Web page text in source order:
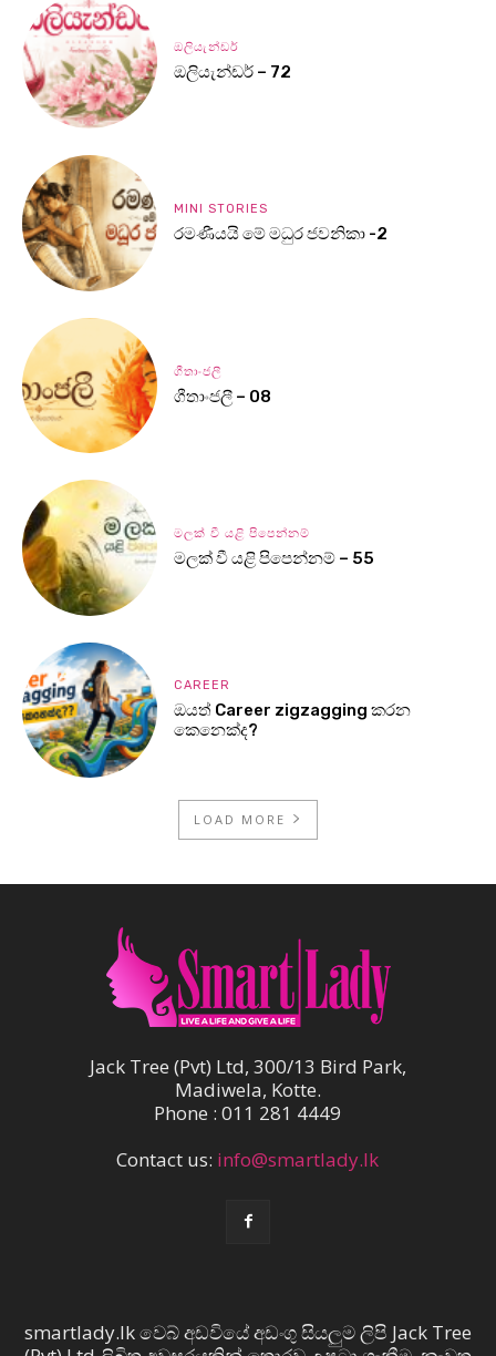
ඔලියැන්ඩර්
ඔලියැන්ඩර් – 72
MINI STORIES
රමණීයයි මේ මධුර ජවනිකා -2
ගීතාංජලී
ගීතාංජලී – 08
මලක් වී යළි පිපෙන්නම්
මලක් වී යළි පිපෙන්නම් – 55
CAREER
ඔයත් Career zigzagging කරන
කෙනෙක්ද?
LOAD MORE
Jack Tree (Pvt) Ltd, 300/13 Bird Park,
Madiwela, Kotte.
Phone : 011 281 4449
Contact us: info@smartlady.lk
smartlady.lk වෙබ් අඩවියේ අඩංගු සියලුම ලිපි Jack Tree